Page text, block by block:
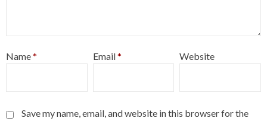
Name* Email* Website
Save my name, email, and website in this browser for the